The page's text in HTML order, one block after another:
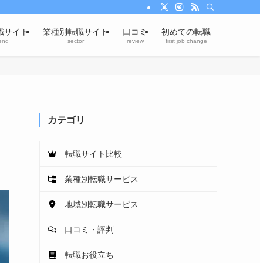
サイト 業種別転職サイト
sector
口コミ
review
初めての転職
first job change
カテゴリ
転職サイト比較
業種別転職サービス
地域別転職サービス
口コミ・評判
転職お役立ち